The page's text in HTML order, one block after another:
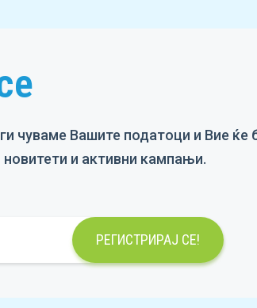
чуваме Вашите податоци и Вие ќе
и активни кампањи.
РЕГИСТРИРАЈ СЕ!